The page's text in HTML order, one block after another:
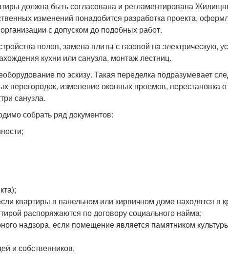
должна быть согласована и регламентирована
изменений понадобится разработка проекта,
с допуском до подобных работ.
полов, замена плиты с газовой на электрическую,
кухни или санузла, монтаж лестниц.
по эскизу. Такая переделка подразумевает
перегородок, изменение оконных проемов, перестановка
санузла.
собрать ряд документов:
квартиры в панельном или кирпичном доме находятся в
распоряжаются по договору социального найма;
надзора, если помещение является памятником
и собственников.